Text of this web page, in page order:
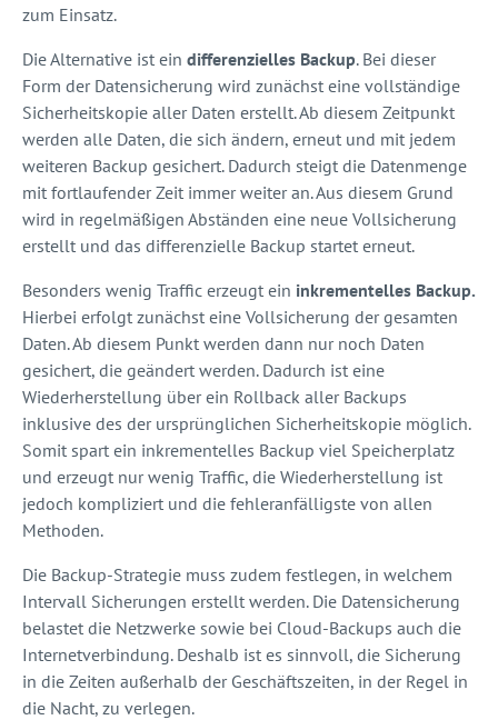
zum Einsatz.
Die Alternative ist ein differenzielles Backup. Bei dieser
Form der Datensicherung wird zunächst eine vollständige
Sicherheitskopie aller Daten erstellt. Ab diesem Zeitpunkt
werden alle Daten, die sich ändern, erneut und mit jedem
weiteren Backup gesichert. Dadurch steigt die Datenmenge
mit fortlaufender Zeit immer weiter an. Aus diesem Grund
wird in regelmäßigen Abständen eine neue Vollsicherung
erstellt und das differenzielle Backup startet erneut.
Besonders wenig Traffic erzeugt ein inkrementelles Backup.
Hierbei erfolgt zunächst eine Vollsicherung der gesamten
Daten. Ab diesem Punkt werden dann nur noch Daten
gesichert, die geändert werden. Dadurch ist eine
Wiederherstellung über ein Rollback aller Backups
inklusive des der ursprünglichen Sicherheitskopie möglich.
Somit spart ein inkrementelles Backup viel Speicherplatz
und erzeugt nur wenig Traffic, die Wiederherstellung ist
jedoch kompliziert und die fehleranfälligste von allen
Methoden.
Die Backup-Strategie muss zudem festlegen, in welchem
Intervall Sicherungen erstellt werden. Die Datensicherung
belastet die Netzwerke sowie bei Cloud-Backups auch die
Internetverbindung. Deshalb ist es sinnvoll, die Sicherung
in die Zeiten außerhalb der Geschäftszeiten, in der Regel in
die Nacht, zu verlegen.